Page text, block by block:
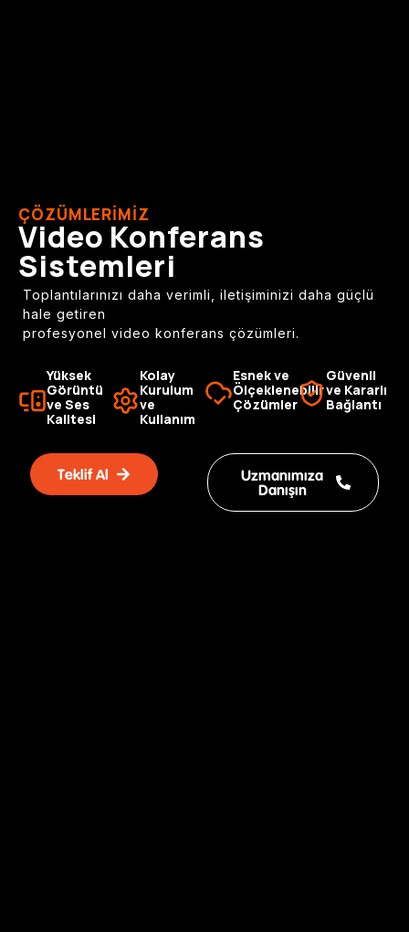
ÇÖZÜMLERİMİZ
Video Konferans
Sistemleri
Toplantılarınızı daha verimli, iletişiminizi daha güçlü
hale getiren
profesyonel video konferans çözümleri.
Yüksek
Görüntü
ve Ses
Kalitesi
Kolay
Kurulum
ve
Kullanım
Esnek ve
Ölçeklenebilir
Çözümler
Güvenli
ve Kararlı
Bağlantı
Teklif Al
Uzmanımıza
Danışın